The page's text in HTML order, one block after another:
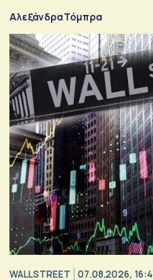
Αλεξάνδρα Τόμπρα
WALL STREET 07.08.2026,